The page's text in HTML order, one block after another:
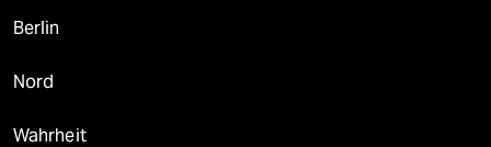
Berlin
Nord
Wahrheit